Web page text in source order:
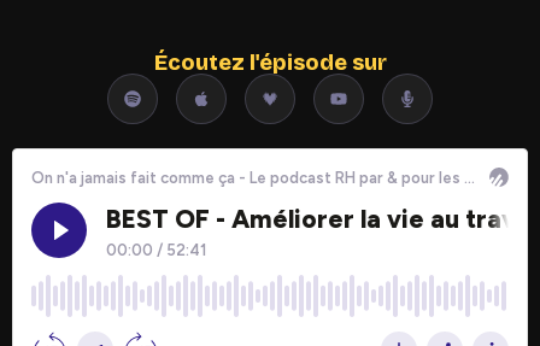
Écoutez l'épisode sur